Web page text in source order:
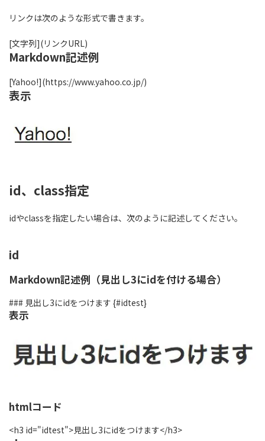
リンクは次のような形式で書きます。
[文字列](リンクURL)
Markdown記述例
[Yahoo!](https://www.yahoo.co.jp/)
表示
id、class指定
idやclassを指定したい場合は、次のように記述してください。
id
Markdown記述例（見出し3にidを付ける場合）
### 見出し3にidをつけます {#idtest}
表示
htmlコード
<h3 id="idtest">見出し3にidをつけます</h3>